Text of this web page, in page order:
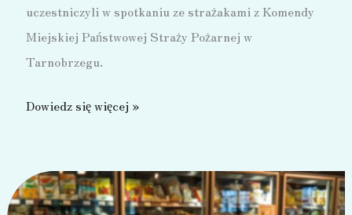
uczestniczyli w spotkaniu ze strażakami z Komendy
Miejskiej Państwowej Straży Pożarnej w
Tarnobrzegu.
Pierwsza
spotkanie
ze
Dowiedz się więcej »